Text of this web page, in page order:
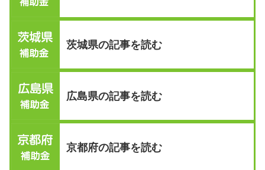
茨城県の記事を読む
広島県の記事を読む
京都府の記事を読む